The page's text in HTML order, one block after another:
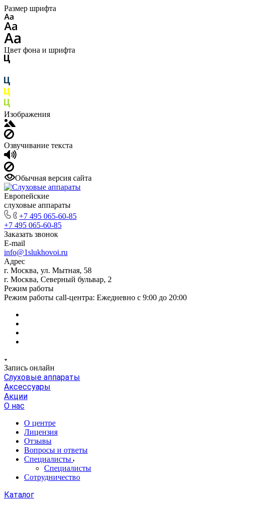
Размер шрифта
Цвет фона и шрифта
Изображения
Озвучивание текста
Обычная версия сайта
Европейские
слуховые аппараты
+7 495 065-60-85
+7 495 065-60-85
Заказать звонок
E-mail
info@1slukhovoi.ru
Адрес
г. Москва, ул. Мытная, 58
г. Москва, Северный бульвар, 2
Режим работы
Режим работы call-центра: Ежедневно с 9:00 до 20:00
Запись онлайн
Слуховые аппараты
Аксессуары
Акции
О нас
О центре
Лицензия
Отзывы
Вопросы и ответы
Специалисты
Специалисты
Сотрудничество
Каталог